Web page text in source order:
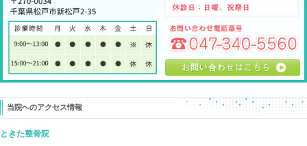
そういった問題ではないことがほとんどです。
先日来て下さったグロインペイン症候群の患者さんの鼠
足のアル角度の調整で、恥骨周辺にあった痛みがラクに
初回で７割ほど軽減しました。
グロインペイン症候群が治りやすい状態に近づけるため
足のアル角度の調整をしたのです。